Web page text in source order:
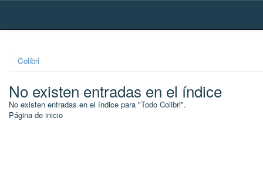
Skip
Colibri
No existen entradas en el índice
No existen entradas en el índice para "Todo Colibri".
Página de inicio